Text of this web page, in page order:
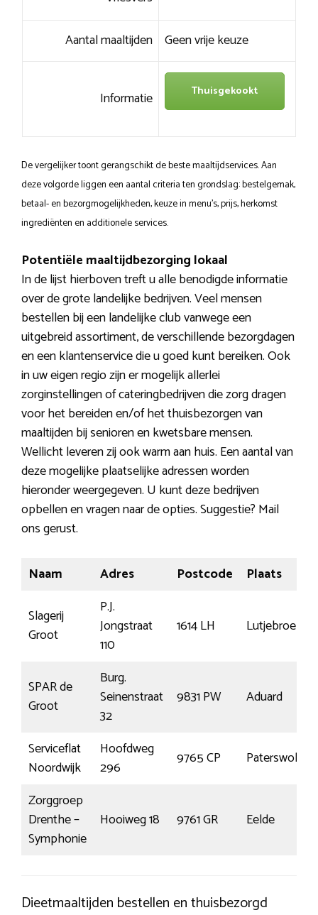
Aantal maaltijden Geen vrije keuze
Informatie Thuisgekookt
De vergelijker toont gerangschikt de beste maaltijdservices. Aan
deze volgorde liggen een aantal criteria ten grondslag: bestelgemak,
betaal- en bezorgmogelijkheden, keuze in menu’s, prijs, herkomst
ingrediënten en additionele services.
Potentiële maaltijdbezorging lokaal
In de lijst hierboven treft u alle benodigde informatie
over de grote landelijke bedrijven. Veel mensen
bestellen bij een landelijke club vanwege een
uitgebreid assortiment, de verschillende bezorgdagen
en een klantenservice die u goed kunt bereiken. Ook
in uw eigen regio zijn er mogelijk allerlei
zorginstellingen of cateringbedrijven die zorg dragen
voor het bereiden en/of het thuisbezorgen van
maaltijden bij senioren en kwetsbare mensen.
Wellicht leveren zij ook warm aan huis. Een aantal van
deze mogelijke plaatselijke adressen worden
hieronder weergegeven. U kunt deze bedrijven
opbellen en vragen naar de opties. Suggestie? Mail
ons gerust.
Naam Adres Postcode
Plaats
Slagerij
Groot
P.J.
Jongstraat
110
1614 LH Lutjebroek
SPAR de
Groot
Burg.
Seinenstraat
32
9831 PW Aduard
Serviceflat
Noordwijk
Hoofdweg
296
9765 CP
Paterswolde
Zorggroep
Drenthe –
Symphonie
Hooiweg 18 9761 GR Eelde
Dieetmaaltijden bestellen en thuisbezorgd